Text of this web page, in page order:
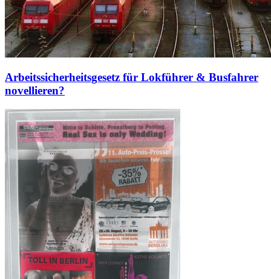
Arbeitssicherheitsgesetz für Lokführer & Busfahrer
novellieren?